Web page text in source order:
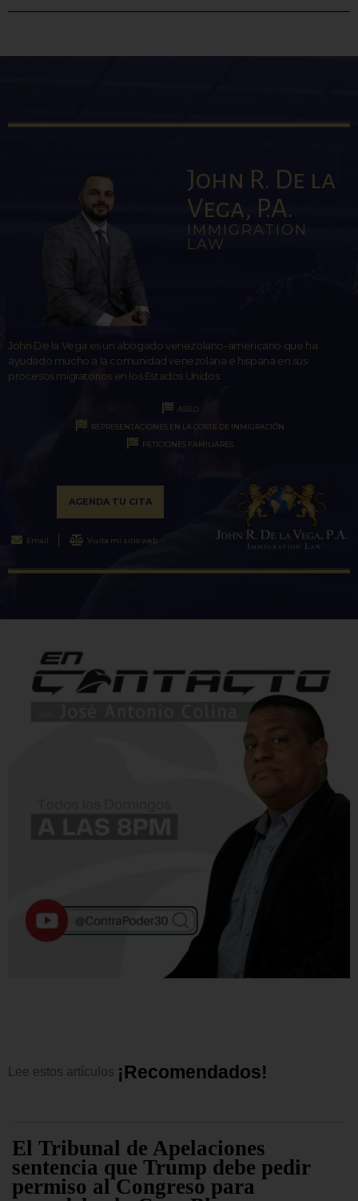
John R. De la
Vega, P.A.
IMMIGRATION
LAW
John De la Vega es un abogado venezolano-americano que ha
ayudado mucho a la comunidad venezolana e hispana en sus
procesos migratorios en los Estados Unidos.
ASILO
REPRESENTACIONES EN LA CORTE DE INMIGRACIÓN
PETICIONES FAMILIARES
AGENDA TU CITA
Email Visita mi sitio web
Lee estos artículos ¡Recomend ad os!
El Tribunal de Apelaciones
sentencia que Trump debe pedir
permiso al Congreso para